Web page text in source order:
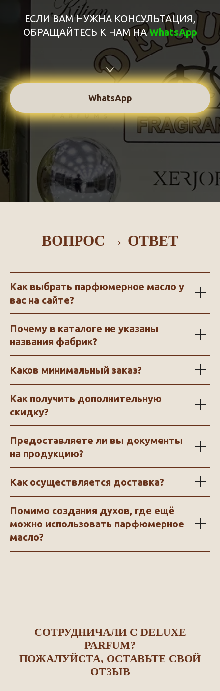
ЕСЛИ ВАМ НУЖНА КОНСУЛЬТАЦИЯ,
ОБРАЩАЙТЕСЬ К НАМ НАWhatsApp
WhatsApp
ВОПРОС → ОТВЕТ
Как выбрать парфюмерное масло у
вас на сайте?
Почему в каталоге не указаны
названия фабрик?
Каков минимальный заказ?
Как получить дополнительную
скидку?
Предоставляете ли вы документы
на продукцию?
Как осуществляется доставка?
Помимо создания духов, где ещё
можно использовать парфюмерное
масло?
СОТРУДНИЧАЛИ С DELUXE
PARFUM?
ПОЖАЛУЙСТА, ОСТАВЬТЕ СВОЙ
ОТЗЫВ